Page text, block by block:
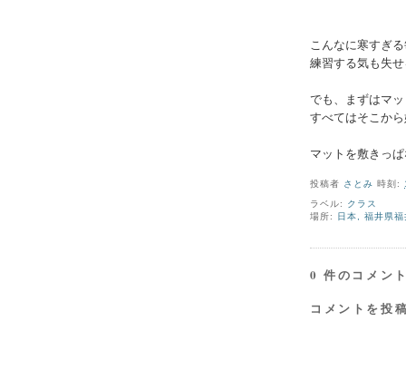
こんなに寒すぎ
練習する気も失
でも、まずはマ
すべてはそこか
マットを敷きっ
投稿者 さとみ 時刻:
ラベル: クラス
場所: 日本, 福井県
0 件のコメン
コメントを投